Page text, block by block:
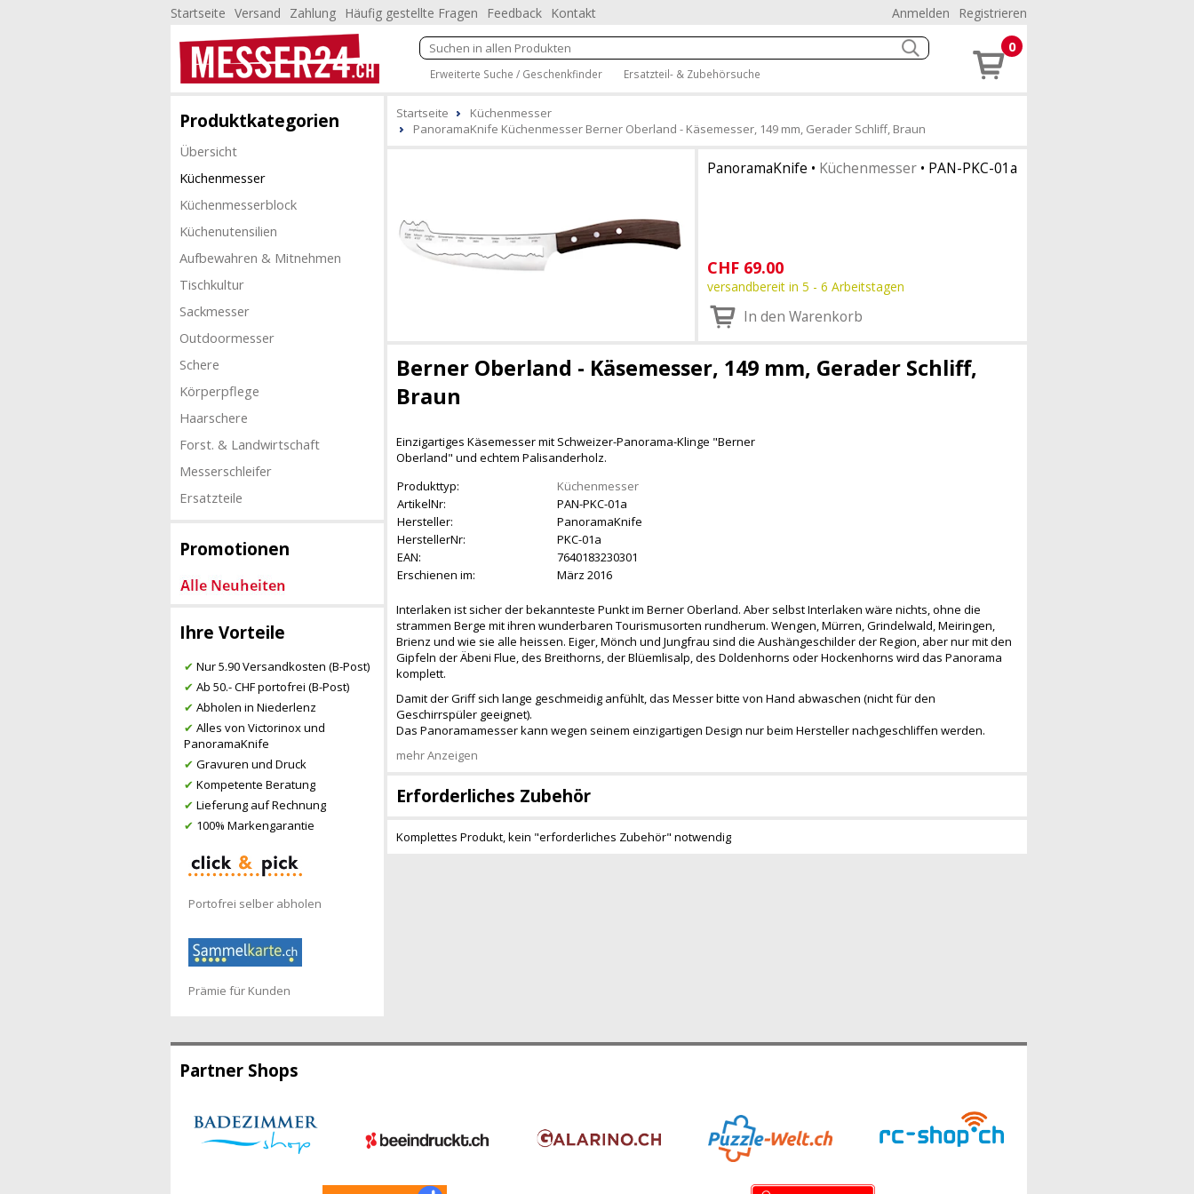
Startseite Versand Zahlung Häufig gestellte Fragen Feedback Kontakt Anmelden Registrieren
Erweiterte Suche / Geschenkfinder Ersatzteil- & Zubehörsuche
0
Produktkategorien
Übersicht
Küchenmesser
Küchenmesserblock
Küchenutensilien
Aufbewahren & Mitnehmen
Tischkultur
Sackmesser
Outdoormesser
Schere
Körperpflege
Haarschere
Forst. & Landwirtschaft
Messerschleifer
Ersatzteile
Promotionen
Ihre Vorteile
✔ Nur 5.90 Versandkosten (B-Post)
✔ Ab 50.- CHF portofrei (B-Post)
✔ Abholen in Niederlenz
✔ Alles von Victorinox und
PanoramaKnife
✔ Gravuren und Druck
✔ Kompetente Beratung
✔ Lieferung auf Rechnung
✔ 100% Markengarantie
Portofrei selber abholen
Prämie für Kunden
Startseite
Küchenmesser
PanoramaKnife Küchenmesser Berner Oberland - Käsemesser, 149 mm, Gerader Schliff, Braun
PanoramaKnife • Küchenmesser• PAN-PKC-01a
CHF 69.00
versandbereit in 5 - 6 Arbeitstagen
In den Warenkorb
Berner Oberland - Käsemesser, 149 mm, Gerader Schliff,
Braun
Einzigartiges Käsemesser mit Schweizer-Panorama-Klinge "Berner
Oberland" und echtem Palisanderholz.
Produkttyp:
Küchenmesser
ArtikelNr:
PAN-PKC-01a
Hersteller:
PanoramaKnife
HerstellerNr:
PKC-01a
EAN:
7640183230301
Erschienen im:
März 2016
Interlaken ist sicher der bekannteste Punkt im Berner Oberland. Aber selbst Interlaken wäre nichts, ohne die
strammen Berge mit ihren wunderbaren Tourismusorten rundherum. Wengen, Mürren, Grindelwald, Meiringen,
Brienz und wie sie alle heissen. Eiger, Mönch und Jungfrau sind die Aushängeschilder der Region, aber nur mit den
Gipfeln der Äbeni Flue, des Breithorns, der Blüemlisalp, des Doldenhorns oder Hockenhorns wird das Panorama
komplett.
Damit der Griff sich lange geschmeidig anfühlt, das Messer bitte von Hand abwaschen (nicht für den
Geschirrspüler geeignet).
Das Panoramamesser kann wegen seinem einzigartigen Design nur beim Hersteller nachgeschliffen werden.
mehr Anzeigen
Erforderliches Zubehör
Komplettes Produkt, kein "erforderliches Zubehör" notwendig
Partner Shops